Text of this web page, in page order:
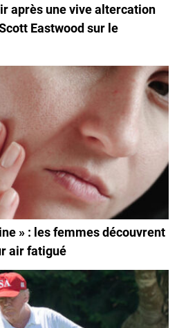
après une vive altercation
Eastwood sur le
» : les femmes découvrent
air fatigué